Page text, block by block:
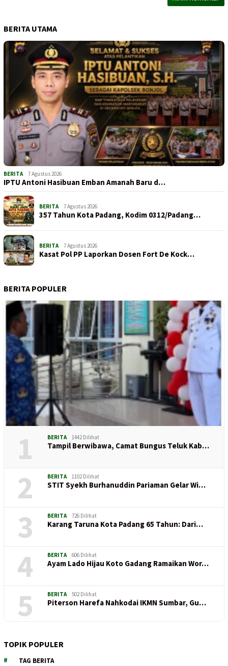
BERITA UTAMA
BERITA 7 Agustus 2026
IPTU Antoni Hasibuan Emban Amanah Baru d…
BERITA 7 Agustus 2026
357 Tahun Kota Padang, Kodim 0312/Padang…
BERITA 7 Agustus 2026
Kasat Pol PP Laporkan Dosen Fort De Kock…
BERITA POPULER
1 BERITA 1442 Dilihat
Tampil Berwibawa, Camat Bungus Teluk Kab…
2 BERITA 1102 Dilihat
STIT Syekh Burhanuddin Pariaman Gelar Wi…
3 BERITA 726 Dilihat
Karang Taruna Kota Padang 65 Tahun: Dari…
4 BERITA 606 Dilihat
Ayam Lado Hijau Koto Gadang Ramaikan Wor…
5 BERITA 502 Dilihat
Piterson Harefa Nahkodai IKMN Sumbar, Gu…
TOPIK POPULER
TAG BERITA